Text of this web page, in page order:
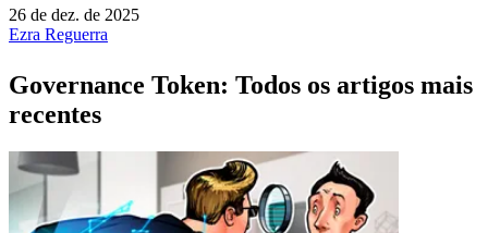
26 de dez. de 2025
Ezra Reguerra
Governance Token: Todos os artigos mais
recentes